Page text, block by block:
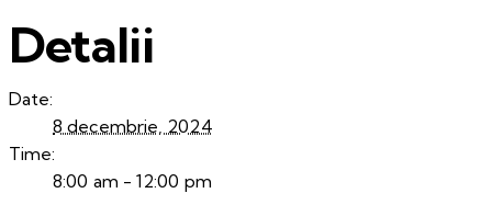
Detalii
Date:
8 decembrie, 2024
Time:
8:00 am - 12:00 pm